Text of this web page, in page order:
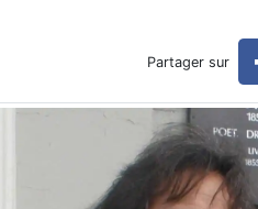
des
Partager sur